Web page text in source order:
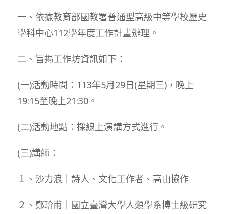
一、依據教育部國教署普通型高級中等學校歷史
學科中心112學年度工作計畫辦理。
二、旨揭工作坊資訊如下：
(一)活動時間：113年5月29日(星期三)，晚上
19:15至晚上21:30。
(二)活動地點：採線上演講方式進行。
(三)講師：
１、沙力浪｜詩人、文化工作者、高山協作
２、鄭玠甫｜國立臺灣大學人類學系博士級研究